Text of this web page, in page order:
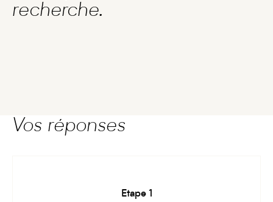
recherche.
Vos réponses
Etape 1